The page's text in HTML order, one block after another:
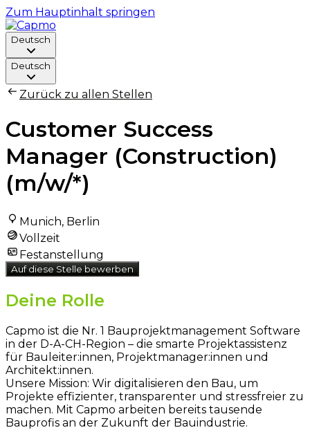
Zum Hauptinhalt springen
Deutsch
Deutsch
Zurück zu allen Stellen
Customer Success
Manager (Construction)
(m/w/*)
Munich, Berlin
Vollzeit
Festanstellung
Auf diese Stelle bewerben
Deine Rolle
Capmo ist die Nr. 1 Bauprojektmanagement Software
in der D-A-CH-Region – die smarte Projektassistenz
für Bauleiter:innen, Projektmanager:innen und
Architekt:innen.
Unsere Mission: Wir digitalisieren den Bau, um
Projekte effizienter, transparenter und stressfreier zu
machen. Mit Capmo arbeiten bereits tausende
Bauprofis an der Zukunft der Bauindustrie.